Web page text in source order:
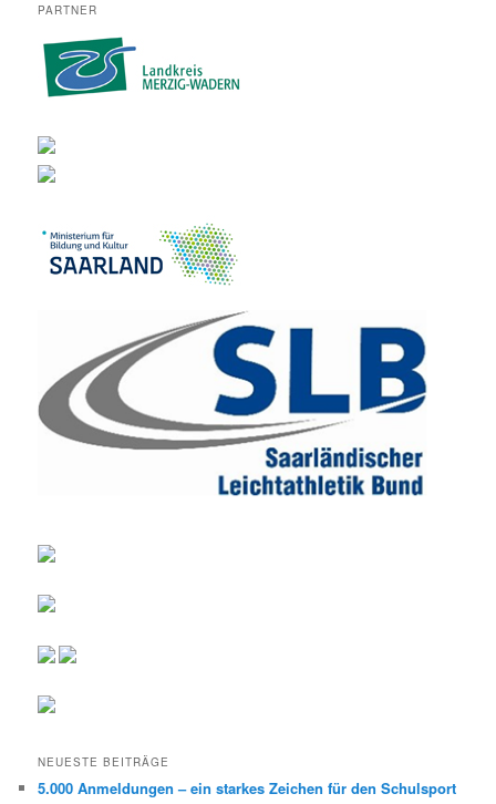
PARTNER
NEUESTE BEITRÄGE
5.000 Anmeldungen – ein starkes Zeichen für den Schulsport